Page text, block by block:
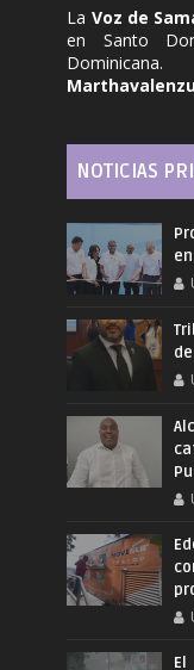
La Voz de
en Santo
Dominicana.
NOTICIAS